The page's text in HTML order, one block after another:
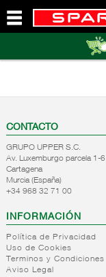
SOMOS
CONTACTO
GRUPO UPPER S.C.
Av. Luxemburgo parcela 1-6
Cartagena
Murcia (España)
+34 968 32 71 00
INFORMACIÓN
Política de Privacidad
Uso de Cookies
Terminos y Condiciones
Aviso Legal